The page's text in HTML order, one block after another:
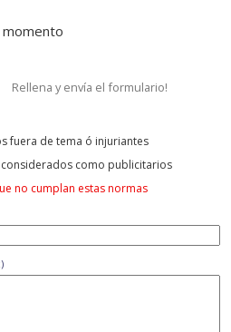
Rellena y envía el formulario!
fuera de tema ó injuriantes
como publicitarios
no cumplan estas normas